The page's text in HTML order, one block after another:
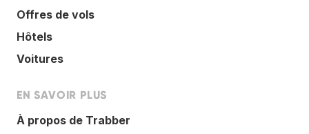
Offres de vols
Hôtels
Voitures
EN SAVOIR PLUS
À propos de Trabber